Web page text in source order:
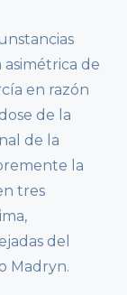
de
en razón
de la
de la
la
tres
del
Madryn.